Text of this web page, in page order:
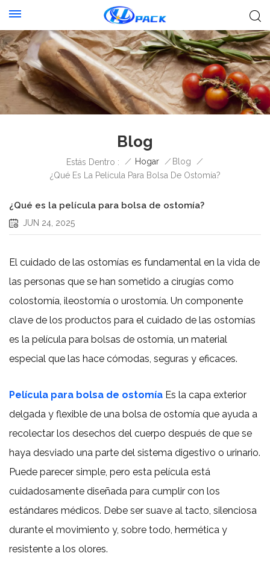
Blog
Estás Dentro : / Hogar / Blog
/
¿Qué Es La Película Para Bolsa De Ostomía?
¿Qué es la película para bolsa de ostomía?
JUN 24, 2025
El cuidado de las ostomías es fundamental en la vida de
las personas que se han sometido a cirugías como
colostomía, ileostomía o urostomía. Un componente
clave de los productos para el cuidado de las ostomías
es la película para bolsas de ostomía, un material
especial que las hace cómodas, seguras y eficaces.
Película para bolsa de ostomía Es la capa exterior
delgada y flexible de una bolsa de ostomía que ayuda a
recolectar los desechos del cuerpo después de que se
haya desviado una parte del sistema digestivo o urinario.
Puede parecer simple, pero esta película está
cuidadosamente diseñada para cumplir con los
estándares médicos. Debe ser suave al tacto, silenciosa
durante el movimiento y, sobre todo, hermética y
resistente a los olores.